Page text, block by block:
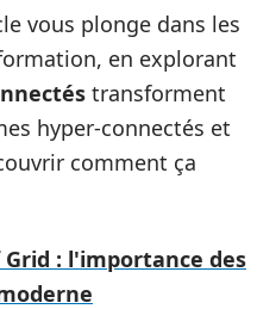
vous plonge dans les
en explorant
transforment
hyper-connectés et
comment ça
: l'importance des